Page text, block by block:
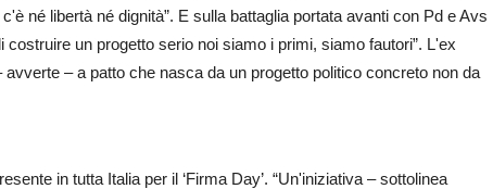
né libertà né dignità”. E sulla battaglia portata avanti con Pd e Avs
costruire un progetto serio noi siamo i primi, siamo fautori”. L'ex
– a patto che nasca da un progetto politico concreto non da
in tutta Italia per il ‘Firma Day’. “Un'iniziativa – sottolinea